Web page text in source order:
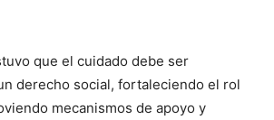
que el cuidado debe ser
derecho social, fortaleciendo el rol
mecanismos de apoyo y